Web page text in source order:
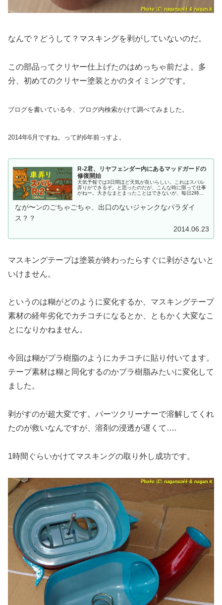
なんで？どうして？マスキングを剥がしていないのだ。
この部品ってクリヤー仕上げたのはめっちゃ前だよ。多
分、初めてのクリヤー塗装とかのタイミングです。
ブログを書いている今、ブログ内検索かけて調べてみました。
2014年6月ですね。って約6年前っすよ。
R-2君、リヤフェンダー内にあるマッドガードの
修復開始
天気予報では3日間ほど天気が良いらしい。これはスバル
弄りができるぞ。と思ったのだが、こんな時に限って仕事
がねー。大きなまとまったことはできないが、毎日2時間
とを考える。すると....一昨日に触ったあの部品ってこと
か。ということで、リヤフェンダー内にあるマッドガード
なが〜ンのごちゃごちゃ、出口のないジャンクなパラダイ
ス？？
2014.06.23
マスキングテープは塗装が終わったらすぐに剥がさないと
いけません。
というのは糊がどのように変化するか、マスキングテープ
素材の経年劣化でカチコチになるとか、ともかく大変なこ
とになりかねません。
今回は糊がプラ樹脂のようにカチコチに貼り付いてます。
テープ素材は糊と同化するのかプラ樹脂みたいに変化して
ました。
剥がすのが超大変です。パーツクリーナーで溶解してくれ
たのが救いなんですが、溶剤の浸透が遅くて….
1時間ぐらいかけてマスキングの取り外し成功です。